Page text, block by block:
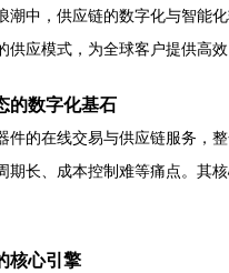
潮中，供应链的数字化与智能
应模式，为全球客户提供高效
的数字化基石
件的在线交易与供应链服务，
期长、成本控制难等痛点。其
核心引擎